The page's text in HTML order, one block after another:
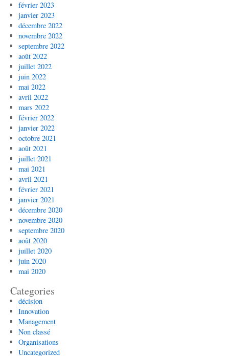
février 2023
janvier 2023
décembre 2022
novembre 2022
septembre 2022
août 2022
juillet 2022
juin 2022
mai 2022
avril 2022
mars 2022
février 2022
janvier 2022
octobre 2021
août 2021
juillet 2021
mai 2021
avril 2021
février 2021
janvier 2021
décembre 2020
novembre 2020
septembre 2020
août 2020
juillet 2020
juin 2020
mai 2020
Categories
décision
Innovation
Management
Non classé
Organisations
Uncategorized